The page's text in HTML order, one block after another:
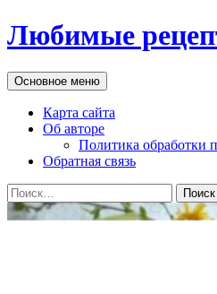
Перейти
к
Любимые
Поиск
Основное меню
Карта сайта
Об авторе
Политика обработки
Обратная связь
Найти: